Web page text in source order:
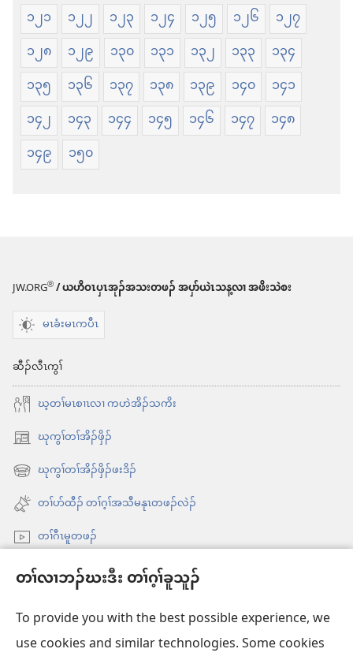
တၢ်လၢဘၣ်ဃးဒီး တၢ်ဂ့ၢ်ခူသူၣ်
To provide you with the best possible experience, we
use cookies and similar technologies. Some cookies
၁၂၁
၁၂၂ ၁၂၃ ၁၂၄ ၁၂၅ ၁၂၆
၁၂၇
၁၂၈
၁၂၉ ၁၃၀ ၁၃၁ ၁၃၂ ၁၃၃
၁၃၄
၁၃၅
၁၃၆ ၁၃၇ ၁၃၈ ၁၃၉ ၁၄၀
၁၄၁
၁၄၂
၁၄၃ ၁၄၄ ၁၄၅ ၁၄၆ ၁၄၇
၁၄၈
၁၄၉
၁၅၀
JW.ORG®/ ယဟိဝၤပှၤအုၣ်အသးတဖၣ် အပှာ်ယဲၤသန့လၢ အဖိးသဲစး
မၤခံးမၤကပီၤ
ဆီၣ်လီၤကွၢ်
ဃ့တၢ်မၤစၢၤလၢ ကဟဲအိၣ်သကိး
ဃုကွၢ်တၢ်အိၣ်ဖှိၣ်
အိး
ထီၣ်
အ
သီ
တ
ဘ့ၣ်
ဃုကွၢ်တၢ်အိၣ်ဖှိၣ်ဖးဒိၣ်
အိး
ထီၣ်
အ
တ
တၢ်ပာ်ထီၣ် တၢ်ဂ့ၢ်အသီမနုၤတဖၣ်လဲၣ်
တၢ်ဂီၤမူတဖၣ်
Videos with Audio Descriptions
တၢ်မၤဘူၣ်တဖၣ်